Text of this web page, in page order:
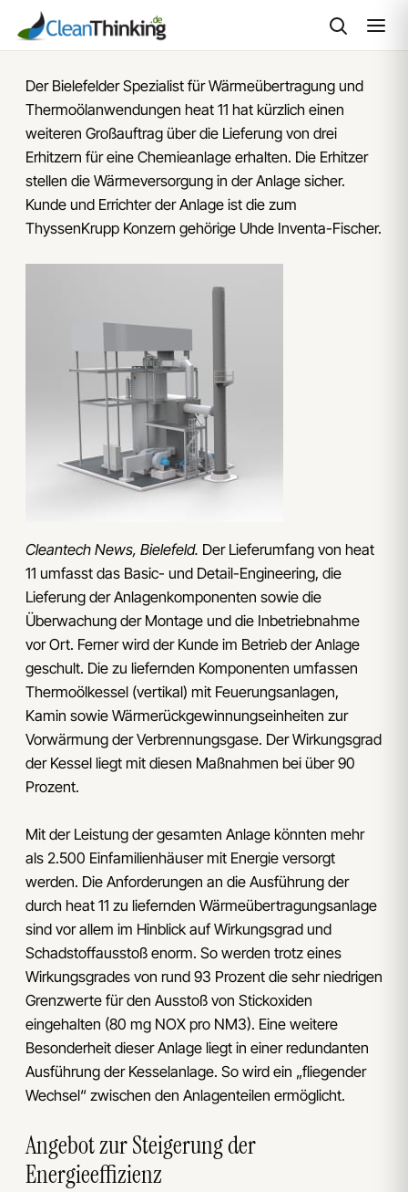
Inhalt
springen
Der Bielefelder Spezialist für Wärmeübertragung und
Thermoölanwendungen heat 11 hat kürzlich einen
weiteren Großauftrag über die Lieferung von drei
Erhitzern für eine Chemieanlage erhalten. Die Erhitzer
stellen die Wärmeversorgung in der Anlage sicher.
Kunde und Errichter der Anlage ist die zum
ThyssenKrupp Konzern gehörige Uhde Inventa-Fischer.
Cleantech News, Bielefeld. Der Lieferumfang von heat
11 umfasst das Basic- und Detail-Engineering, die
Lieferung der Anlagenkomponenten sowie die
Überwachung der Montage und die Inbetriebnahme
vor Ort. Ferner wird der Kunde im Betrieb der Anlage
geschult. Die zu liefernden Komponenten umfassen
Thermoölkessel (vertikal) mit Feuerungsanlagen,
Kamin sowie Wärmerückgewinnungseinheiten zur
Vorwärmung der Verbrennungsgase. Der Wirkungsgrad
der Kessel liegt mit diesen Maßnahmen bei über 90
Prozent.
Mit der Leistung der gesamten Anlage könnten mehr
als 2.500 Einfamilienhäuser mit Energie versorgt
werden. Die Anforderungen an die Ausführung der
durch heat 11 zu liefernden Wärmeübertragungsanlage
sind vor allem im Hinblick auf Wirkungsgrad und
Schadstoffausstoß enorm. So werden trotz eines
Wirkungsgrades von rund 93 Prozent die sehr niedrigen
Grenzwerte für den Ausstoß von Stickoxiden
eingehalten (80 mg NOX pro NM3). Eine weitere
Besonderheit dieser Anlage liegt in einer redundanten
Ausführung der Kesselanlage. So wird ein „fliegender
Wechsel“ zwischen den Anlagenteilen ermöglicht.
Angebot zur Steigerung der
Energieeffizienz